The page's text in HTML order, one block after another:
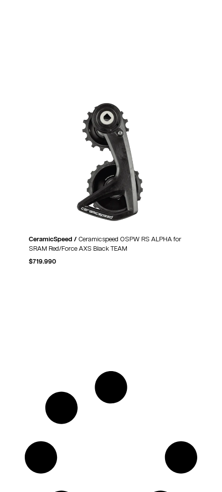
CeramicSpeed / Ceramicspeed OSPW RS ALPHA for
SRAM Red/Force AXS Black TEAM
$719.990